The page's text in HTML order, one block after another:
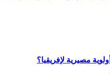
مصيرية لإفريقيا؟